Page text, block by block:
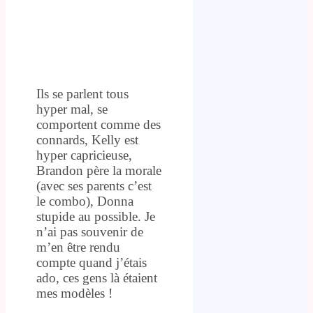
Ils se parlent tous
hyper mal, se
comportent comme des
connards, Kelly est
hyper capricieuse,
Brandon père la morale
(avec ses parents c’est
le combo), Donna
stupide au possible. Je
n’ai pas souvenir de
m’en être rendu
compte quand j’étais
ado, ces gens là étaient
mes modèles !